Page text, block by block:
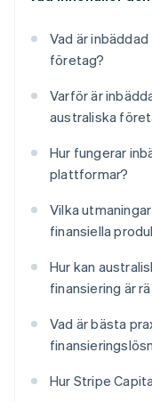
Vad är
företag?
Varför är
australiska
Hur fungerar
plattformar?
Vilka
finansiella
Hur kan
finansiering är
Vad är bästa
Hur Stripe